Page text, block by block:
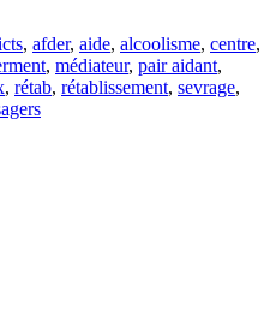
, afder, aide, alcoolisme, centre,
, médiateur, pair aidant,
, rétab, rétablissement, sevrage,